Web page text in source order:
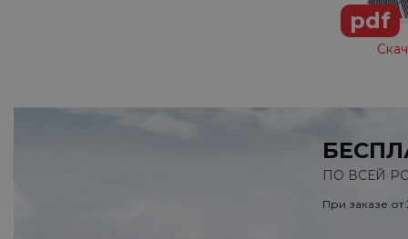
pdf
ПО ВСЕЙ
При заказе